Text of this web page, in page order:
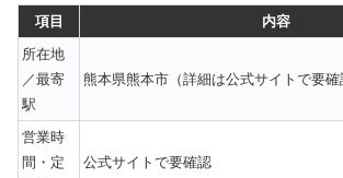
項目
内容
所在地
／最寄
駅
熊本県熊本市（詳細は公式サイトで要確
営業時
間・定
公式サイトで要確認